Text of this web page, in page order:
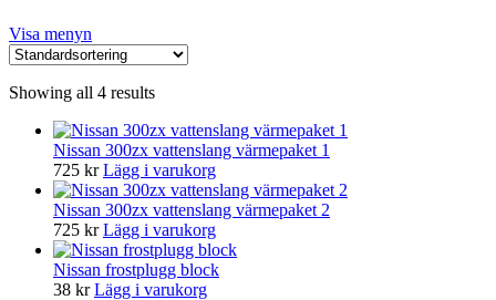
Visa menyn
Showing all 4 results
Nissan 300zx vattenslang värmepaket 1
725 kr Lägg i varukorg
Nissan 300zx vattenslang värmepaket 2
725 kr Lägg i varukorg
Nissan frostplugg block
38 kr Lägg i varukorg